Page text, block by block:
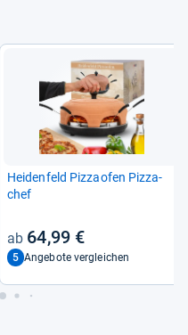
Hei­den­feld Piz­zao­fen Piz­za­
chef
64,99 €
5 Angebote vergleichen